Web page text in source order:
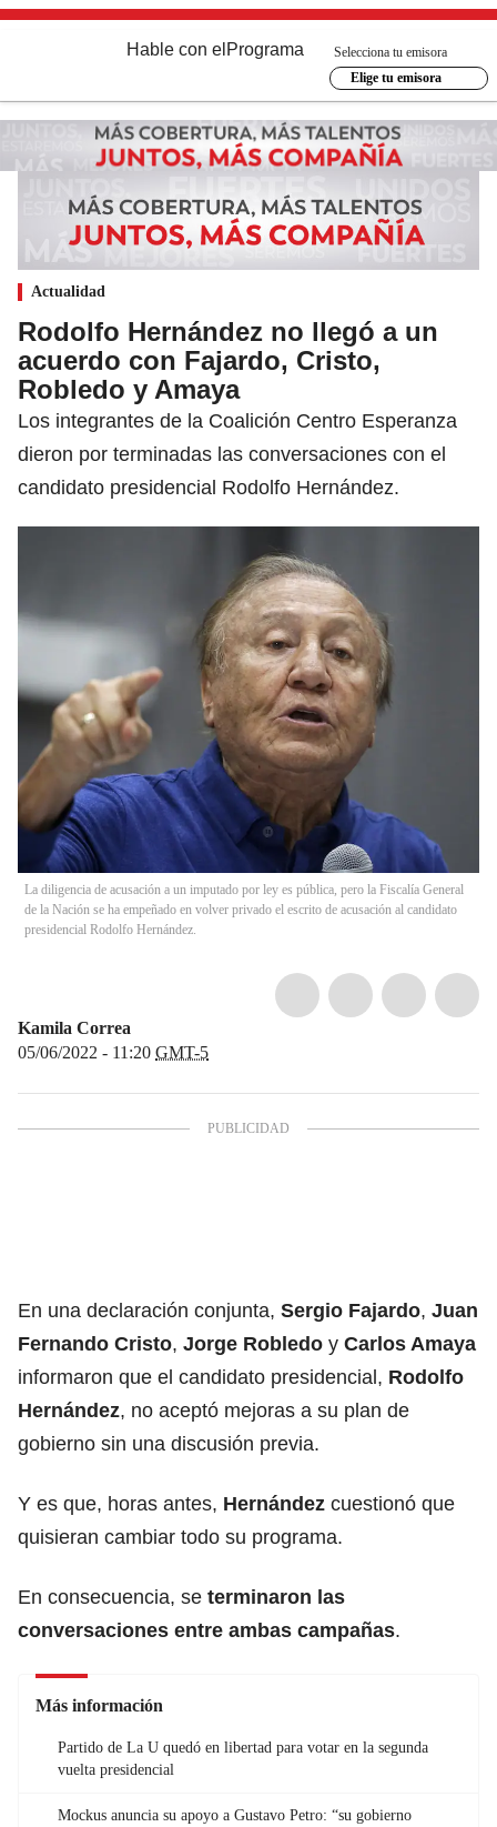
Hable con el Programa
Selecciona tu emisora
Elige tu emisora
Actualidad
Rodolfo Hernández no llegó a un
acuerdo con Fajardo, Cristo,
Robledo y Amaya
Los integrantes de la Coalición Centro Esperanza
dieron por terminadas las conversaciones con el
candidato presidencial Rodolfo Hernández.
La diligencia de acusación a un imputado por ley es pública, pero la Fiscalía General
de la Nación se ha empeñado en volver privado el escrito de acusación al candidato
presidencial Rodolfo Hernández.
Kamila Correa
05/06/2022 - 11:20 GMT-5
En una declaración conjunta, Sergio Fajardo, Juan
Fernando Cristo, Jorge Robledo y Carlos Amaya
informaron que el candidato presidencial, Rodolfo
Hernández, no aceptó mejoras a su plan de
gobierno sin una discusión previa.
Y es que, horas antes, Hernández cuestionó que
quisieran cambiar todo su programa.
En consecuencia, se terminaron las
conversaciones entre ambas campañas.
Más información
Partido de La U quedó en libertad para votar en la segunda
vuelta presidencial
Mockus anuncia su apoyo a Gustavo Petro: “su gobierno